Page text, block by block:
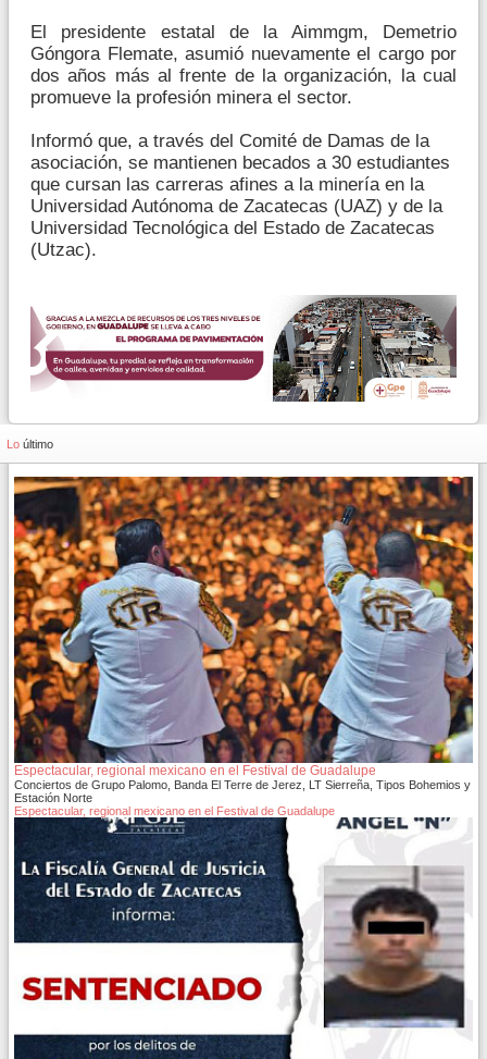
El presidente estatal de la Aimmgm, Demetrio
Góngora Flemate, asumió nuevamente el cargo por
dos años más al frente de la organización, la cual
promueve la profesión minera el sector.
Informó que, a través del Comité de Damas de la
asociación, se mantienen becados a 30 estudiantes
que cursan las carreras afines a la minería en la
Universidad Autónoma de Zacatecas (UAZ) y de la
Universidad Tecnológica del Estado de Zacatecas
(Utzac).
Lo último
Espectacular, regional mexicano en el Festival de Guadalupe
Conciertos de Grupo Palomo, Banda El Terre de Jerez, LT Sierreña, Tipos Bohemios y
Estación Norte
Espectacular, regional mexicano en el Festival de Guadalupe